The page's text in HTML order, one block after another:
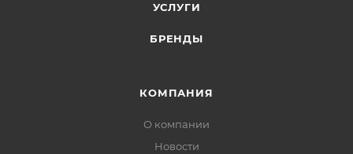
УСЛУГИ
БРЕНДЫ
КОМПАНИЯ
О компании
Новости